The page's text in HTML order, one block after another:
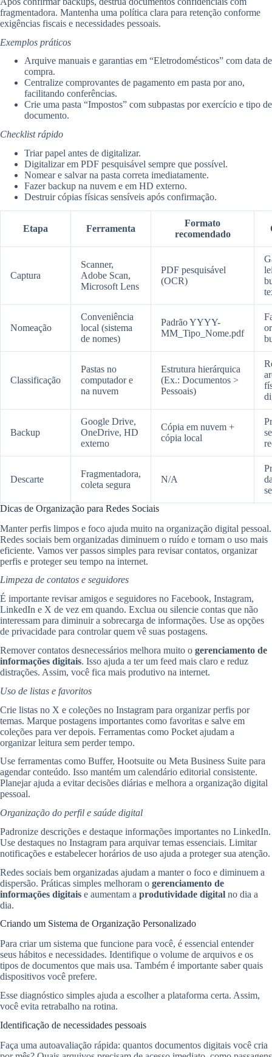
fragmentadora. Mantenha uma política clara para retenção conforme
exigências fiscais e necessidades pessoais.
Exemplos práticos
Arquive manuais e garantias em “Eletrodomésticos” com data de
compra.
Centralize comprovantes de pagamento em pasta por ano,
facilitando conferências.
Crie uma pasta “Impostos” com subpastas por exercício e tipo de
documento.
Checklist rápido
Triar papel antes de digitalizar.
Digitalizar em PDF pesquisável sempre que possível.
Nomear e salvar na pasta correta imediatamente.
Fazer backup na nuvem e em HD externo.
Destruir cópias físicas sensíveis após confirmação.
Etapa Ferramenta
Formato
recomendado
Captura
Scanner,
Adobe Scan,
Microsoft Lens
PDF pesquisável
(OCR)
Nomeação
Conveniência
local (sistema
de nomes)
Padrão YYYY-
MM_Tipo_Nome.pdf
Classificação
Pastas no
computador e
na nuvem
Estrutura hierárquica
(Ex.: Documentos >
Pessoais)
Backup
Google Drive,
OneDrive, HD
externo
Cópia em nuvem +
cópia local
Descarte
Fragmentadora,
coleta segura
N/A
Dicas de Organização para Redes Sociais
Manter perfis limpos e foco ajuda muito na organização digital pessoal.
Redes sociais bem organizadas diminuem o ruído e tornam o uso mais
eficiente. Vamos ver passos simples para revisar contatos, organizar
perfis e proteger seu tempo na internet.
Limpeza de contatos e seguidores
É importante revisar amigos e seguidores no Facebook, Instagram,
LinkedIn e X de vez em quando. Exclua ou silencie contas que não
interessam para diminuir a sobrecarga de informações. Use as opções
de privacidade para controlar quem vê suas postagens.
Remover contatos desnecessários melhora muito o gerenciamento de
informações digitais. Isso ajuda a ter um feed mais claro e reduz
distrações. Assim, você fica mais produtivo na internet.
Uso de listas e favoritos
Crie listas no X e coleções no Instagram para organizar perfis por
temas. Marque postagens importantes como favoritas e salve em
coleções para ver depois. Ferramentas como Pocket ajudam a
organizar leitura sem perder tempo.
Use ferramentas como Buffer, Hootsuite ou Meta Business Suite para
agendar conteúdo. Isso mantém um calendário editorial consistente.
Planejar ajuda a evitar decisões diárias e melhora a organização digital
pessoal.
Organização do perfil e saúde digital
Padronize descrições e destaque informações importantes no LinkedIn.
Use destaques no Instagram para arquivar temas essenciais. Limitar
notificações e estabelecer horários de uso ajuda a proteger sua atenção.
Redes sociais bem organizadas ajudam a manter o foco e diminuem a
dispersão. Práticas simples melhoram o gerenciamento de
informações digitais e aumentam a produtividade digital no dia a
dia.
Criando um Sistema de Organização Personalizado
Para criar um sistema que funcione para você, é essencial entender
seus hábitos e necessidades. Identifique o volume de arquivos e os
tipos de documentos que mais usa. Também é importante saber quais
dispositivos você prefere.
Esse diagnóstico simples ajuda a escolher a plataforma certa. Assim,
você evita retrabalho na rotina.
Identificação de necessidades pessoais
Faça uma autoavaliação rápida: quantos documentos digitais você cria